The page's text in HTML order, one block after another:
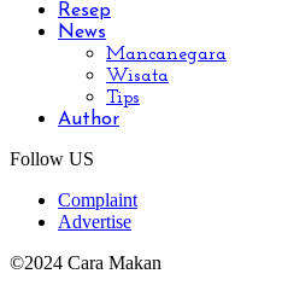
Resep
News
Mancanegara
Wisata
Tips
Author
Follow US
Complaint
Advertise
©2024 Cara Makan